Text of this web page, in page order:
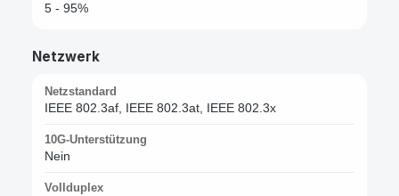
5 - 95%
Netzwerk
Netzstandard
IEEE 802.3af, IEEE 802.3at, IEEE 802.3x
10G-Unterstützung
Nein
Vollduplex